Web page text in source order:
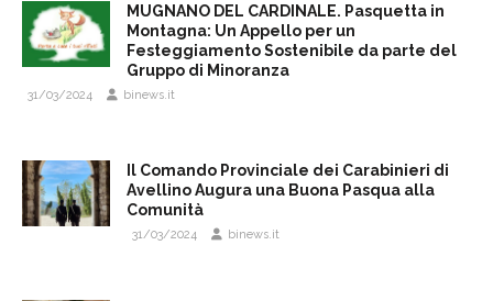
MUGNANO DEL CARDINALE. Pasquetta in
Montagna: Un Appello per un
Festeggiamento Sostenibile da parte del
Gruppo di Minoranza
31/03/2024 binews.it
Il Comando Provinciale dei Carabinieri di
Avellino Augura una Buona Pasqua alla
Comunità
31/03/2024 binews.it